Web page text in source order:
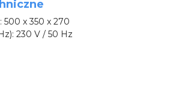
x 350 x 270
230 V / 50 Hz